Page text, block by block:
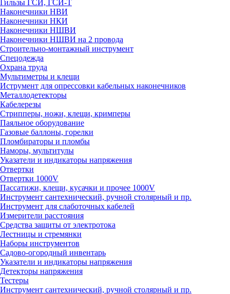
Гильзы ГСИ, ГСИ-Т
Наконечники НВИ
Наконечники НКИ
Наконечники НШВИ
Наконечники НШВИ на 2 провода
Строительно-монтажный инструмент
Спецодежда
Охрана труда
Мультиметры и клещи
Иструмент для опрессовки кабельных наконечников
Металлодетекторы
Кабелерезы
Стрипперы, ножи, клещи, кримперы
Паяльное оборудование
Газовые баллоны, горелки
Пломбираторы и пломбы
Наморы, мультитулы
Указатели и индикаторы напряжения
Отвертки
Отвертки 1000V
Пассатижи, клещи, кусачки и прочее 1000V
Инструмент сантехнический, ручной столярный и пр.
Инструмент для слаботочных кабелей
Измерители расстояния
Средства защиты от электротока
Лестницы и стремянки
Наборы инструментов
Садово-огородный инвентарь
Указатели и индикаторы напряжения
Детекторы напряжения
Тестеры
Инструмент сантехнический, ручной столярный и пр.